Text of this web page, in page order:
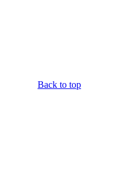
Back to top